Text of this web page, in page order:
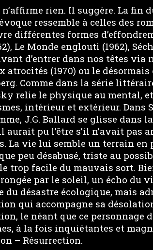
n’affirme rien. Il suggère. La fin
ressemble à celles des
différentes formes
Le Monde englouti (1962),
d’entrer dans nos têtes
atrocités (1970) ou le
Comme dans la série
relie le physique au mental,
intérieur et extérieur. Dans
J.G. Ballard se glisse dans
aurait pu l’être s’il n’avait pas
La vie lui semble un terrain en
peu désabusé, triste au
trop facile du mauvais sort.
par le soleil, un écho du
du désastre écologique, mais
qui accompagne sa
le néant que ce personnage
à la fois inquiétantes et
– Résurrection.